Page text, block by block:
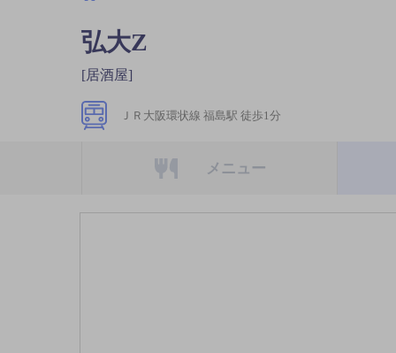
弘大Z
[居酒屋]
ＪＲ大阪環状線 福島駅 徒歩1分
メニュー